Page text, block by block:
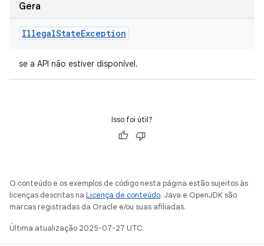
Gera
IllegalStateException
se a API não estiver disponível.
Isso foi útil?
O conteúdo e os exemplos de código nesta página estão sujeitos às
licenças descritas na Licença de conteúdo. Java e OpenJDK são
marcas registradas da Oracle e/ou suas afiliadas.
Última atualização 2025-07-27 UTC.